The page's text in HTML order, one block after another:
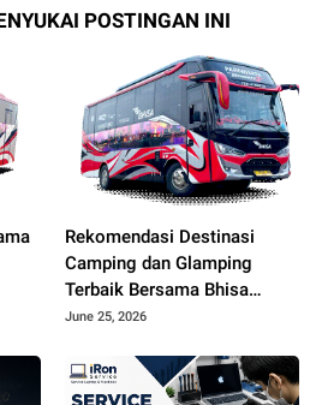
POSTINGAN INI
Rekomendasi Destinasi
Camping dan Glamping
Terbaik Bersama Bhisa
Wisata
June 25, 2026